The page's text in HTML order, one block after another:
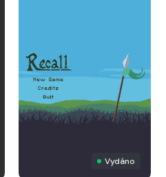
Vydáno